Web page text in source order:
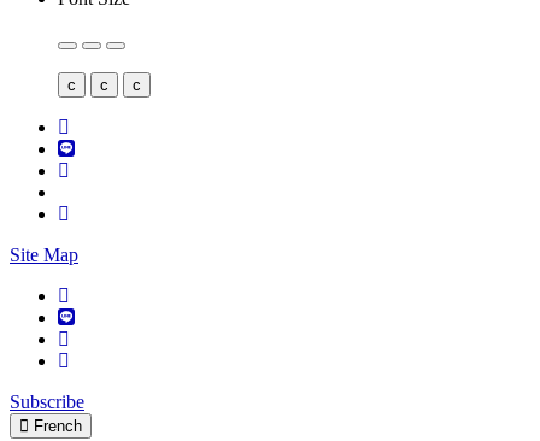
c c c
Site Map
Subscribe
French